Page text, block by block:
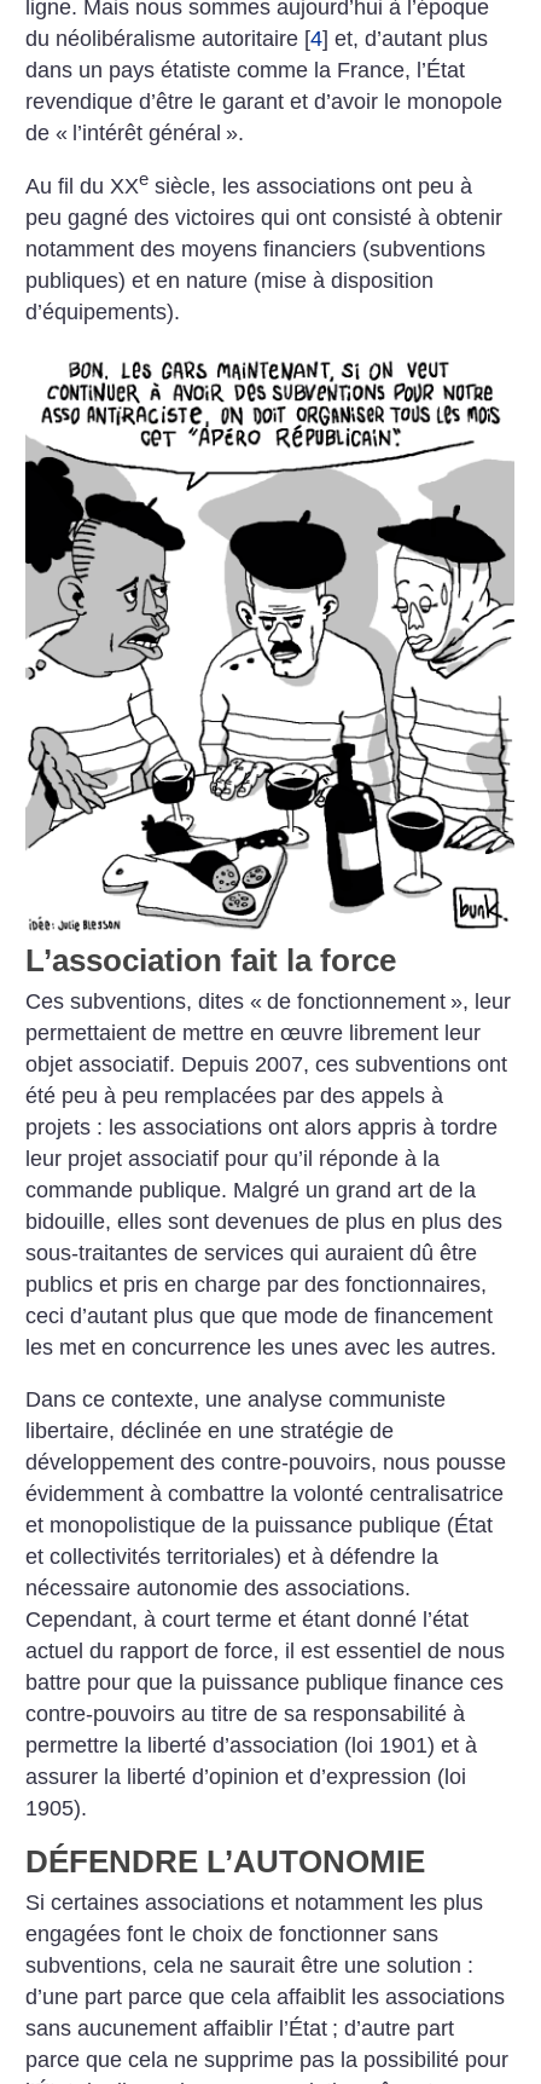
ligne. Mais nous sommes aujourd’hui à l’époque
du néolibéralisme autoritaire [4] et, d’autant plus
dans un pays étatiste comme la France, l’État
revendique d’être le garant et d’avoir le monopole
de « l’intérêt général ».
Au fil du XXe siècle, les associations ont peu à
peu gagné des victoires qui ont consisté à obtenir
notamment des moyens financiers (subventions
publiques) et en nature (mise à disposition
d’équipements).
L’association fait la force
Ces subventions, dites « de fonctionnement », leur
permettaient de mettre en œuvre librement leur
objet associatif. Depuis 2007, ces subventions ont
été peu à peu remplacées par des appels à
projets : les associations ont alors appris à tordre
leur projet associatif pour qu’il réponde à la
commande publique. Malgré un grand art de la
bidouille, elles sont devenues de plus en plus des
sous-traitantes de services qui auraient dû être
publics et pris en charge par des fonctionnaires,
ceci d’autant plus que que mode de financement
les met en concurrence les unes avec les autres.
Dans ce contexte, une analyse communiste
libertaire, déclinée en une stratégie de
développement des contre-pouvoirs, nous pousse
évidemment à combattre la volonté centralisatrice
et monopolistique de la puissance publique (État
et collectivités territoriales) et à défendre la
nécessaire autonomie des associations.
Cependant, à court terme et étant donné l’état
actuel du rapport de force, il est essentiel de nous
battre pour que la puissance publique finance ces
contre-pouvoirs au titre de sa responsabilité à
permettre la liberté d’association (loi 1901) et à
assurer la liberté d’opinion et d’expression (loi
1905).
DÉFENDRE L’AUTONOMIE
Si certaines associations et notamment les plus
engagées font le choix de fonctionner sans
subventions, cela ne saurait être une solution :
d’une part parce que cela affaiblit les associations
sans aucunement affaiblir l’État ; d’autre part
parce que cela ne supprime pas la possibilité pour